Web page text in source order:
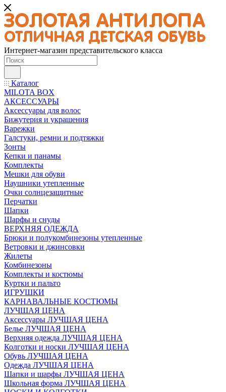
Интернет-магазин представительского класса
Каталог
MILOTA BOX
АКСЕССУАРЫ
Аксессуары для волос
Бижутерия и украшения
Варежки
Галстуки, ремни и подтяжки
Зонты
Кепки и панамы
Комплекты
Мешки для обуви
Наушники утепленные
Очки солнцезащитные
Перчатки
Шапки
Шарфы и снуды
ВЕРХНЯЯ ОДЕЖДА
Брюки и полукомбинезоны утепленные
Ветровки и джинсовки
Жилеты
Комбинезоны
Комплекты и костюмы
Куртки и пальто
ИГРУШКИ
КАРНАВАЛЬНЫЕ КОСТЮМЫ
ЛУЧШАЯ ЦЕНА
Аксессуары ЛУЧШАЯ ЦЕНА
Белье ЛУЧШАЯ ЦЕНА
Верхняя одежда ЛУЧШАЯ ЦЕНА
Колготки и носки ЛУЧШАЯ ЦЕНА
Обувь ЛУЧШАЯ ЦЕНА
Одежда ЛУЧШАЯ ЦЕНА
Шапки и шарфы ЛУЧШАЯ ЦЕНА
Школьная форма ЛУЧШАЯ ЦЕНА